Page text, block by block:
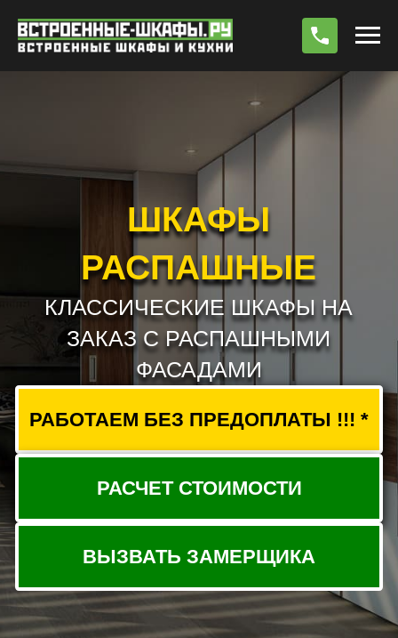
ШКАФЫ
РАСПАШНЫЕ
КЛАССИЧЕСКИЕ ШКАФЫ НА
ЗАКАЗ С РАСПАШНЫМИ
ФАСАДАМИ
РАБОТАЕМ БЕЗ ПРЕДОПЛАТЫ !!! *
РАСЧЕТ СТОИМОСТИ